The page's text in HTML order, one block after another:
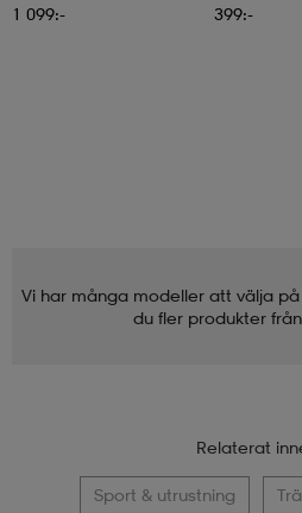
1 099:-
399:-
Vi har många modeller att välja
du fler produkter från
Relaterat
Sport & utrustning